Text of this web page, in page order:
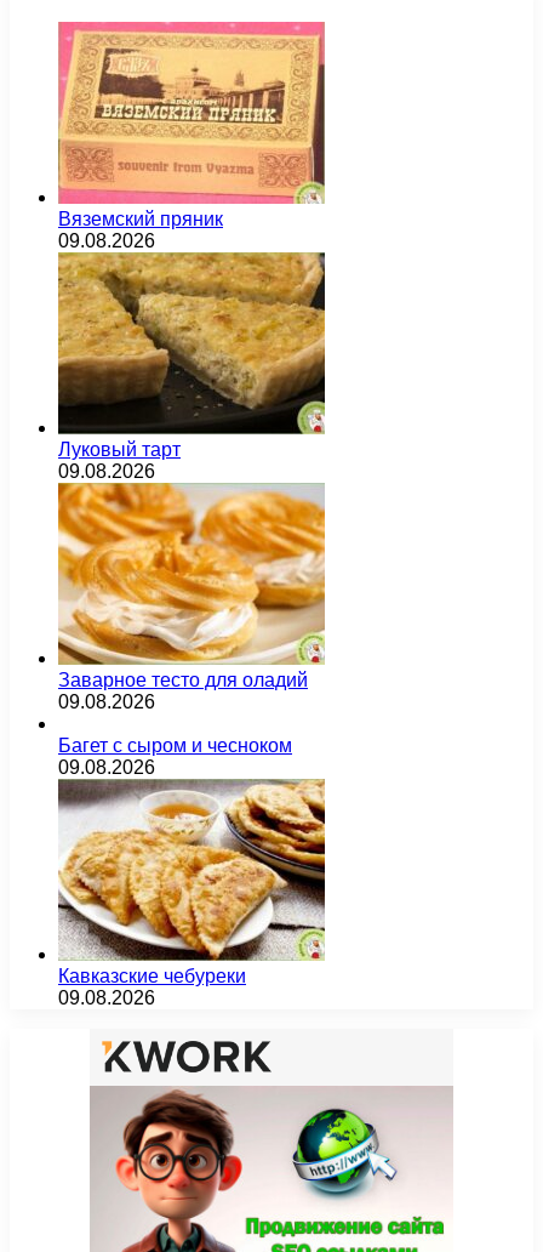
Вяземский пряник
09.08.2026
Луковый тарт
09.08.2026
Заварное тесто для оладий
09.08.2026
Багет с сыром и чесноком
09.08.2026
Кавказские чебуреки
09.08.2026